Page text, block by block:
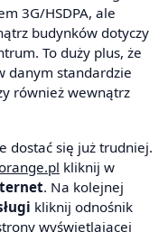
3G/HSDPA, ale
budynków dotyczy
To duży plus, że
danym standardzie
również wewnątrz
dostać się już trudniej.
kliknij w
. Na kolejnej
kliknij odnośnik
wyświetlającej